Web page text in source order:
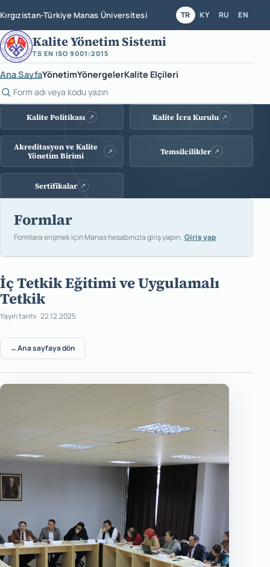
Kırgızistan-Türkiye Manas Üniversitesi TR KY RU EN
Kalite Yönetim Sistemi
TS EN ISO 9001:2015
Ana SayfaYönetimYönergelerKalite Elçileri
Form ara
Kalite sistemi bağlantıları
Kalite Politikası ↗ Kalite İcra Kurulu ↗
Akreditasyon ve Kalite
Yönetim Birimi
↗ Temsilcilikler ↗
Sertifikalar ↗
Formlar
Formlara erişmek için Manas hesabınızla giriş yapın. Giriş yap
İç Tetkik Eğitimi ve Uygulamalı
Tetkik
Yayın tarihi · 22.12.2025
←Ana sayfaya dön